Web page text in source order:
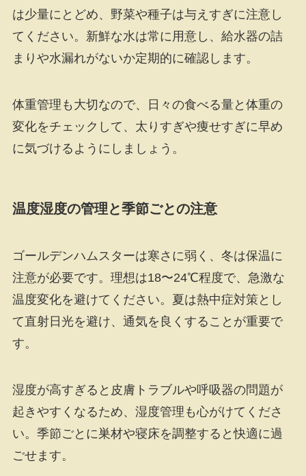
は少量にとどめ、野菜や種子は与えすぎに注意し
てください。新鮮な水は常に用意し、給水器の詰
まりや水漏れがないか定期的に確認します。
体重管理も大切なので、日々の食べる量と体重の
変化をチェックして、太りすぎや痩せすぎに早め
に気づけるようにしましょう。
温度湿度の管理と季節ごとの注意
ゴールデンハムスターは寒さに弱く、冬は保温に
注意が必要です。理想は18〜24℃程度で、急激な
温度変化を避けてください。夏は熱中症対策とし
て直射日光を避け、通気を良くすることが重要で
す。
湿度が高すぎると皮膚トラブルや呼吸器の問題が
起きやすくなるため、湿度管理も心がけてくださ
い。季節ごとに巣材や寝床を調整すると快適に過
ごせます。